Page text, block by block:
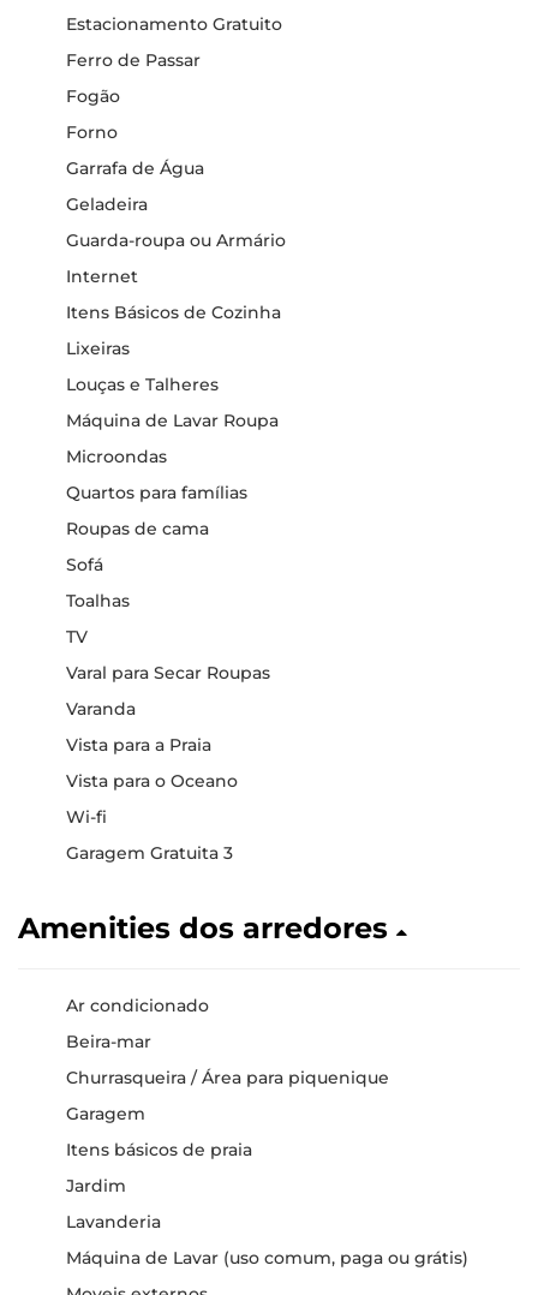
Estacionamento Gratuito
Ferro de Passar
Fogão
Forno
Garrafa de Água
Geladeira
Guarda-roupa ou Armário
Internet
Itens Básicos de Cozinha
Lixeiras
Louças e Talheres
Máquina de Lavar Roupa
Microondas
Quartos para famílias
Roupas de cama
Sofá
Toalhas
TV
Varal para Secar Roupas
Varanda
Vista para a Praia
Vista para o Oceano
Wi-fi
Garagem Gratuita 3
Amenities dos arredores
Ar condicionado
Beira-mar
Churrasqueira / Área para piquenique
Garagem
Itens básicos de praia
Jardim
Lavanderia
Máquina de Lavar (uso comum, paga ou grátis)